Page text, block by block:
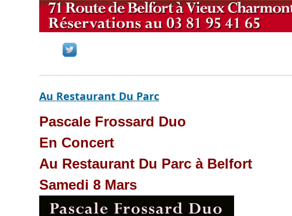
Au Restaurant Du Parc
Pascale Frossard Duo
En Concert
Au Restaurant Du Parc à Belfort
Samedi 8 Mars